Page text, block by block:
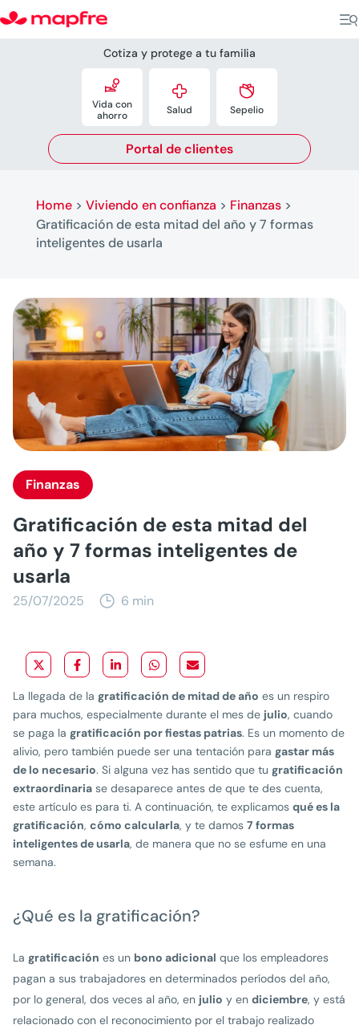
Cotiza y protege a tu familia

Vida con
ahorro

Salud

Sepelio
Portal de clientes
Home> Viviendo en confianza > Finanzas>
Gratificación de esta mitad del año y 7 formas
inteligentes de usarla
Finanzas
Gratificación de esta mitad del
año y 7 formas inteligentes de
usarla
25/07/2025 6 min
La llegada de la gratificación de mitad de año es un respiro
para muchos, especialmente durante el mes de julio, cuando
se paga la gratificación por fiestas patrias. Es un momento de
alivio, pero también puede ser una tentación para gastar más
de lo necesario. Si alguna vez has sentido que tu gratificación
extraordinaria se desaparece antes de que te des cuenta,
este artículo es para ti. A continuación, te explicamos qué es la
gratificación, cómo calcularla, y te damos 7 formas
inteligentes de usarla, de manera que no se esfume en una
semana.
¿Qué es la gratificación?
La gratificación es un bono adicional que los empleadores
pagan a sus trabajadores en determinados períodos del año,
por lo general, dos veces al año, en julio y en diciembre, y está
relacionado con el reconocimiento por el trabajo realizado